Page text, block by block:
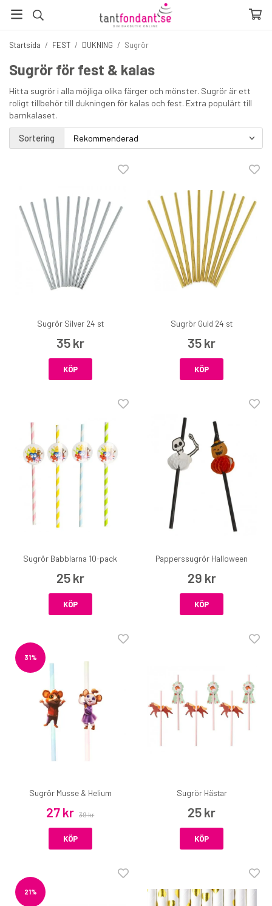
Startsida / FEST / DUKNING / Sugrör
Sugrör för fest & kalas
Hitta sugrör i alla möjliga olika färger och mönster. Sugrör är ett
roligt tillbehör till dukningen för kalas och fest. Extra populärt till
barnkalaset.
Sortering
Sugrör Silver 24 st
35 kr
KÖP
Sugrör Guld 24 st
35 kr
KÖP
Sugrör Babblarna 10-pack
25 kr
KÖP
Papperssugrör Halloween
29 kr
KÖP
31%
Sugrör Musse & Helium
27 kr 39 kr
KÖP
Sugrör Hästar
25 kr
KÖP
21%